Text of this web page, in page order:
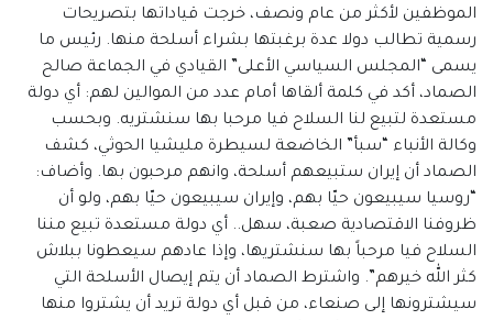
الموظفين لأكثر من عام ونصف، خرجت قياداتها بتصريحات
رسمية تطالب دولا عدة برغبتها بشراء أسلحة منها. رئيس ما
يسمى “المجلس السياسي الأعلى” القيادي في الجماعة صالح
الصماد، أكد في كلمة ألقاها أمام عدد من الموالين لهم: أي دولة
مستعدة لتبيع لنا السلاح فيا مرحبا بها سنشتريه. وبحسب
وكالة الأنباء “سبأ” الخاضعة لسيطرة مليشيا الحوثي، كشف
الصماد أن إيران ستبيعهم أسلحة، وانهم مرحبون بها. وأضاف:
“روسيا سيبيعون حيّا بهم، وإيران سيبيعون حيّا بهم، ولو أن
ظروفنا الاقتصادية صعبة، سهل.. أي دولة مستعدة تبيع مننا
السلاح فيا مرحباً بها سنشتريها، وإذا عادهم سيعطونا ببلاش
كثر الله خيرهم”. واشترط الصماد أن يتم إيصال الأسلحة التي
سيشترونها إلى صنعاء، من قبل أي دولة تريد أن يشتروا منها